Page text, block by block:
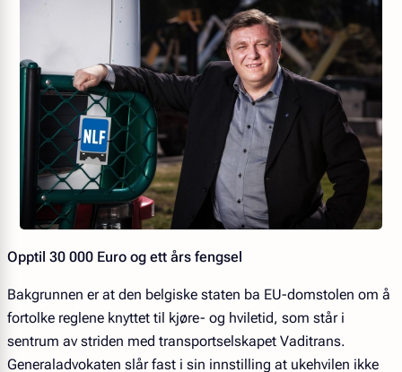
Opptil 30 000 Euro og ett års fengsel
Bakgrunnen er at den belgiske staten ba EU-domstolen om å
fortolke reglene knyttet til kjøre- og hviletid, som står i
sentrum av striden med transportselskapet Vaditrans.
Generaladvokaten slår fast i sin innstilling at ukehvilen ikke